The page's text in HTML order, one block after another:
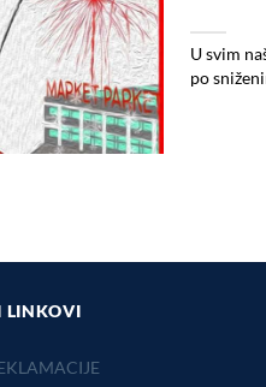
U svim
po
LINKOVI